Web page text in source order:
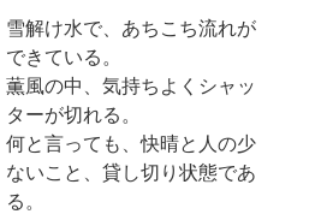
雪解け水で、あちこち流れが
できている。
薫風の中、気持ちよくシャッ
ターが切れる。
何と言っても、快晴と人の少
ないこと、貸し切り状態であ
る。